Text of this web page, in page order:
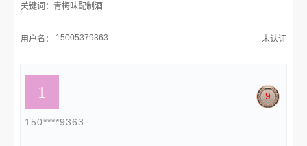
关键词：青梅味配制酒
用户名： 15005379363 未认证
150****9363
9